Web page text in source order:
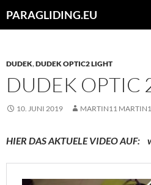
Inhalt
PARAGLIDING.EU
DUDEK,DUDEK OPTIC2 LIGHT
DUDEK OPTIC
10. JUNI 2019 MARTIN11
HIER DAS AKTUELE VIDEO AUF: